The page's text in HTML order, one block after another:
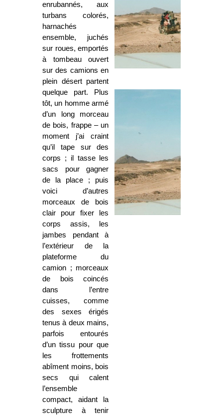
enrubannés, aux
turbans colorés,
harnachés
ensemble, juchés
sur roues, emportés
à tombeau ouvert
sur des camions en
plein désert partent
quelque part. Plus
tôt, un homme armé
d’un long morceau
de bois, frappe – un
moment j’ai craint
qu’il tape sur des
corps ; il tasse les
sacs pour gagner
de la place ; puis
voici d’autres
morceaux de bois
clair pour fixer les
corps assis, les
jambes pendant à
l’extérieur de la
plateforme du
camion ; morceaux
de bois coincés
dans l’entre
cuisses, comme
des sexes érigés
tenus à deux mains,
parfois entourés
d’un tissu pour que
les frottements
abîment moins, bois
secs qui calent
l’ensemble
compact, aidant la
sculpture à tenir